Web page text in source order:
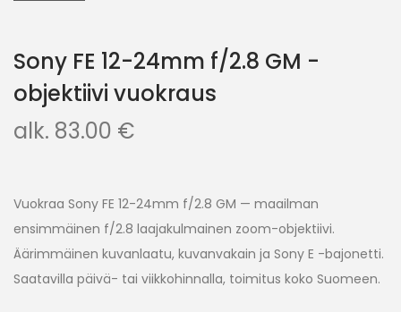
Sony FE 12-24mm f/2.8 GM -
objektiivi vuokraus
alk. 83.00 €
Vuokraa Sony FE 12-24mm f/2.8 GM — maailman
ensimmäinen f/2.8 laajakulmainen zoom-objektiivi.
Äärimmäinen kuvanlaatu, kuvanvakain ja Sony E -bajonetti.
Saatavilla päivä- tai viikkohinnalla, toimitus koko Suomeen.